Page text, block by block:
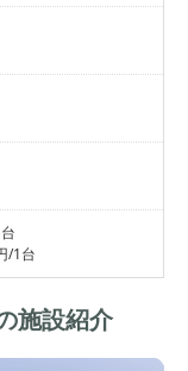
/1台
施設紹介